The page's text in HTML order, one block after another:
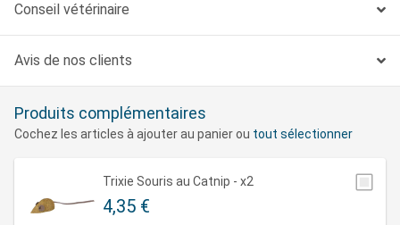
sans stress
impuretés & adoucie
tout est filtré
Autonomie jusqu’à 30 jours :
Conseil vétérinaire
Avis de nos clients
Produits complémentaires
Cochez les articles à ajouter au panier ou tout sélectionner
Trixie Souris au Catnip - x2
4,35 €